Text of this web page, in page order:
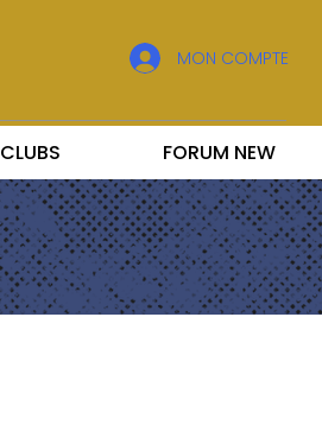
MON COMPTE
CLUBS FORUM NEW